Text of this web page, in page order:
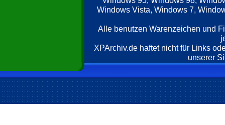
Windows Vista, Windows 7,
Alle benutzen Warenzeichen und
XPArchiv.de haftet nicht für Links
unserer